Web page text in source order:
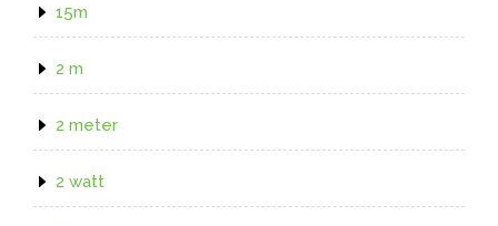
15m
2 m
2 meter
2 watt